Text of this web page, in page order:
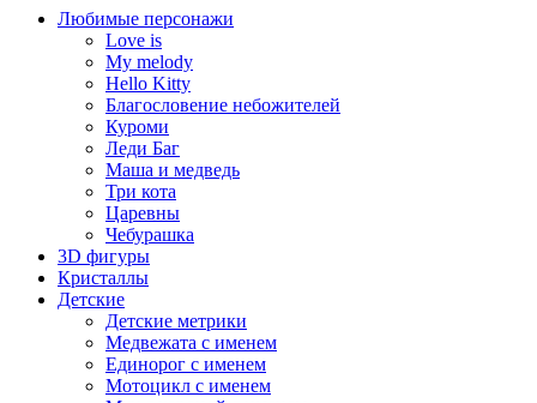
Любимые персонажи
Love is
My melody
Hello Kitty
Благословение небожителей
Куроми
Леди Баг
Маша и медведь
Три кота
Царевны
Чебурашка
3D фигуры
Кристаллы
Детские
Детские метрики
Медвежата с именем
Единорог с именем
Мотоцикл с именем